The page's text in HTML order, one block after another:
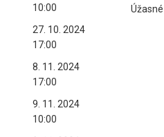
10:00
27. 10. 2024
17:00
8. 11. 2024
17:00
9. 11. 2024
10:00